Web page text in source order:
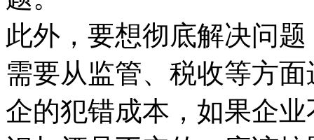
此外，要想彻底解决问
需要从监管、税收等方
企的犯错成本，如果企